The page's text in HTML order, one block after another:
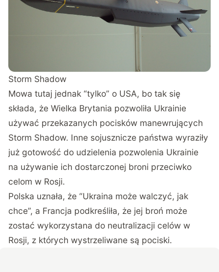
Storm Shadow
Mowa tutaj jednak “tylko” o USA, bo tak się
składa, że Wielka Brytania pozwoliła Ukrainie
używać przekazanych pocisków manewrujących
Storm Shadow. Inne sojusznicze państwa wyraziły
już gotowość do udzielenia pozwolenia Ukrainie
na używanie ich dostarczonej broni przeciwko
celom w Rosji.
Polska uznała, że “Ukraina może walczyć, jak
chce”, a Francja podkreśliła, że jej broń może
zostać wykorzystana do neutralizacji celów w
Rosji, z których wystrzeliwane są pociski.